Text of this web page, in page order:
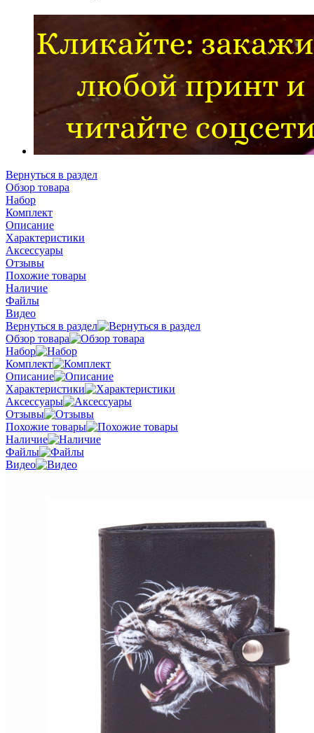
Вернуться в раздел
Обзор товара
Набор
Комплект
Описание
Характеристики
Аксессуары
Отзывы
Похожие товары
Наличие
Файлы
Видео
Вернуться в раздел
Обзор товара
Набор
Комплект
Описание
Характеристики
Аксессуары
Отзывы
Похожие товары
Наличие
Файлы
Видео